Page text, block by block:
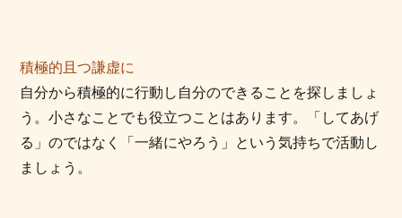
積極的且つ謙虚に
自分から積極的に行動し自分のできることを探しましょ
う。小さなことでも役立つことはあります。「してあげ
る」のではなく「一緒にやろう」という気持ちで活動し
ましょう。